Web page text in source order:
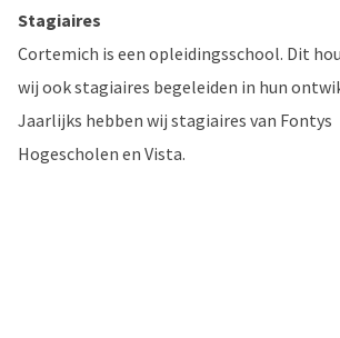
Stagiaires
Cortemich is een opleidingsschool. Dit
wij ook stagiaires begeleiden in hun
Jaarlijks hebben wij stagiaires van Fontys
Hogescholen en Vista.